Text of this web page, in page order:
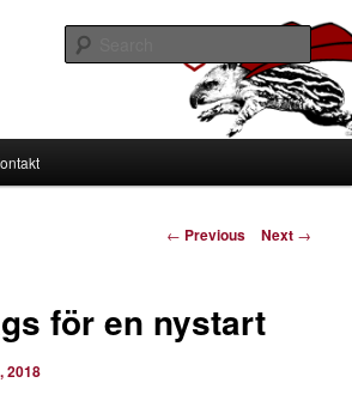
Post
← Previous Next →
för en nystart
2018